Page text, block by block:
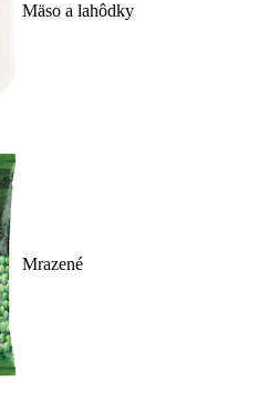
Mäso a lahôdky
Mrazené